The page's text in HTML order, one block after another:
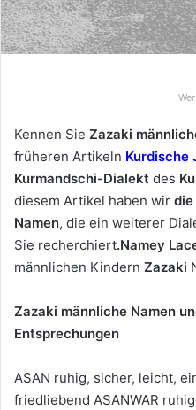
i
n
e
a
i
l
Kennen Sie Zazaki
früheren Artikeln Kurdische
Kurmandschi-Dialekt des
diesem Artikel haben wir
Namen, die ein weiterer
Sie recherchiert.Namey
männlichen Kindern Zazaki
Zazaki männliche Namen
Entsprechungen
ASAN ruhig, sicher, leicht,
friedliebend ASANWAR